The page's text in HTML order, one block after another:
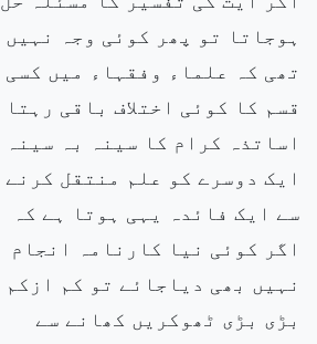
ہوجاتا تو پھر کوئی وجہ نہیں
تھی کہ علماء وفقہاء میں کسی
قسم کا کوئی اختلاف باقی رہتا ۔
اساتذہ کرام کا سینہ بہ سینہ
ایک دوسرے کو علم منتقل کرنے
سے ایک فائدہ یہی ہوتا ہے کہ
اگر کوئی نیا کارنامہ انجام
نہیں بھی دیاجائے تو کم ازکم
بڑی بڑی ٹھوکریں کھانے سے